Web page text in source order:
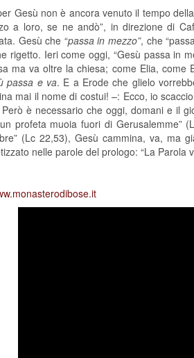
Gesù non è ancora venuto il tempo
a loro, se ne andò”, in direzione di
Gesù che “passa in mezzo”, che
rigetto. Ieri come oggi, “Gesù passa in
ma va oltre la chiesa; come Elia, come
passa e va. E a Erode che glielo
mai il nome di costui! –: Ecco, io
è necessario che oggi, domani e il
profeta muoia fuori di Gerusalemme”
(Lc 22,53), Gesù cammina, va, ma
nelle parole del prologo: “La Parola